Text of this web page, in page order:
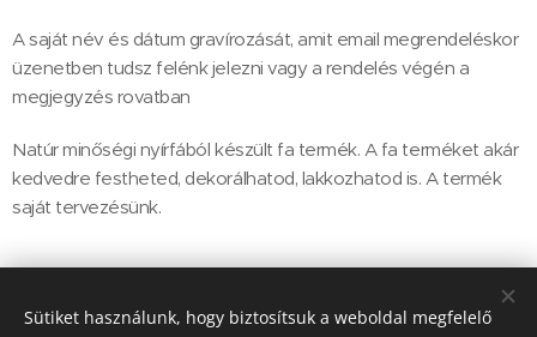
A saját név és dátum gravírozását, amit email megrendeléskor
üzenetben tudsz felénk jelezni vagy a rendelés végén a
megjegyzés rovatban
Natúr minőségi nyírfából készült fa termék. A fa terméket akár
kedvedre festheted, dekorálhatod, lakkozhatod is. A termék
saját tervezésünk.
Sütiket használunk, hogy biztosítsuk a weboldal megfelelő